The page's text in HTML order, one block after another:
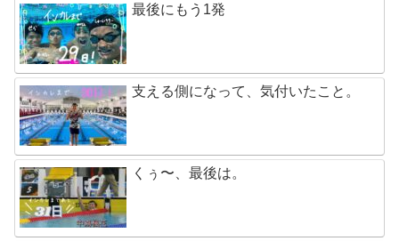
最後にもう1発
支える側になって、気付いたこと。
くぅ〜、最後は。